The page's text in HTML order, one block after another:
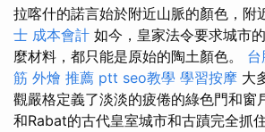
拉喀什的諾言始於附近山脈的顏色，附
士 成本會計 如今，皇家法令要求城市
麼材料，都只能是原始的陶土顏色。 台
筋 外燴 推薦 ptt seo教學 學習按摩 大
觀嚴格定義了淡淡的疲倦的綠色門和窗
和Rabat的古代皇室城市和古蹟完全抓